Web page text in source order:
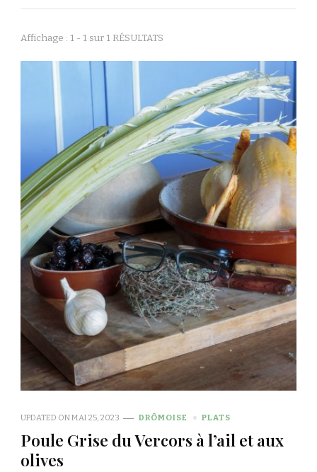
Affichage : 1 - 1 sur 1 RÉSULTATS
UPDATED ONMAI 25, 2023 DRÔMOISE PLATS
Poule Grise du Vercors à l’ail et aux
olives